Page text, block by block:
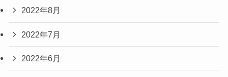
2022年8月
2022年7月
2022年6月